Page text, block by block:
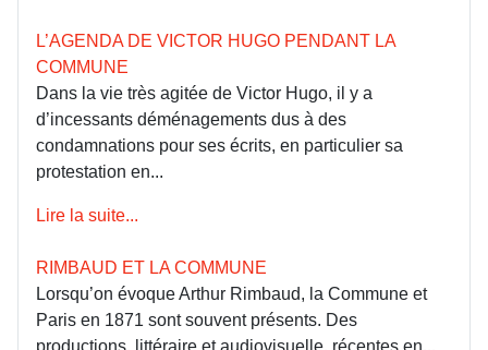
L’AGENDA DE VICTOR HUGO PENDANT LA
COMMUNE
Dans la vie très agitée de Victor Hugo, il y a
d’incessants déménagements dus à des
condamnations pour ses écrits, en particulier sa
protestation en...
Lire la suite...
RIMBAUD ET LA COMMUNE
Lorsqu’on évoque Arthur Rimbaud, la Commune et
Paris en 1871 sont souvent présents. Des